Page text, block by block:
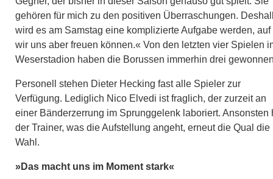
gehören für mich zu den positiven Überraschungen.
wird es am Samstag eine komplizierte Aufgabe werden, auf
wir uns aber freuen können.« Von den letzten vier Spielen
Weserstadion haben die Borussen immerhin drei
Personell stehen Dieter Hecking fast alle Spieler zur
Verfügung. Lediglich Nico Elvedi ist fraglich, der zurzeit an
einer Bänderzerrung im Sprunggelenk laboriert. Ansonsten
der Trainer, was die Aufstellung angeht, erneut die Qual die
Wahl.
»Das macht uns im Moment stark«